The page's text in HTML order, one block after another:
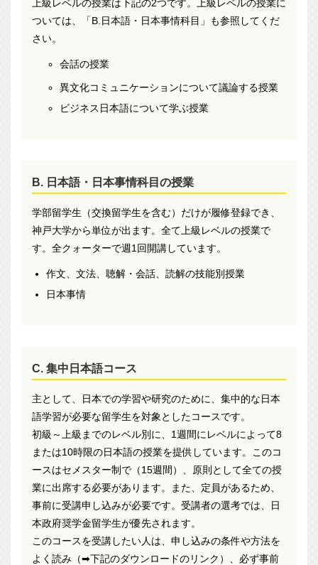
上級レベルの授業は下記の2つです。上級レベルの授業に
ついては、「B.日本語・日本事情科目」も参照してくだ
さい。
会話の授業
異文化コミュニケーションについて議論する授業
ビジネス日本語について学ぶ授業
B. 日本語・日本事情科目の授業
学部留学生（交換留学生を含む）だけが履修登録でき、
神戸大学から単位が出ます。全て上級レベルの授業で
す。全クォーターで週1回開講しています。
作文、文法、聴解・会話、読解の技能別授業
日本事情
C. 集中日本語コース
主として、日本での学習や研究のために、集中的な日本
語学習が必要な留学生を対象としたコースです。
初級～上級までのレベル別に、1週間にレベルによって8
または10時限の日本語の授業を提供しています。このコ
ースはセメスター制で（15週間）、原則として全ての授
業に出席する必要があります。また、定員があるため、
事前に受講申し込みが必要です。受講者の選考では、日
本政府奨学金留学生が優先されます。
このコースを受講したい人は、申し込みの条件や方法を
よく読み（➡下記のダウンロードのリンク）、必ず事前